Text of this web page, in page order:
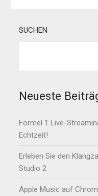
SUCHEN
Neueste
Formel 1 Live-
Echtzeit!
Erleben Sie den
Studio 2
Apple Music auf